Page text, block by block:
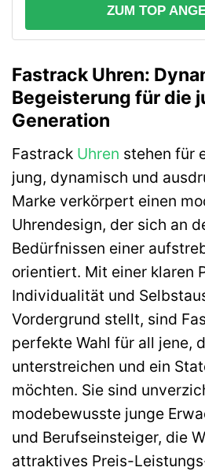
ZUM TOP
Fastrack Uhren:
Begeisterung für die
Generation
Fastrack Uhren stehen für
jung, dynamisch und
Marke verkörpert einen
Uhrendesign, der sich an
Bedürfnissen einer
orientiert. Mit einer klaren
Individualität und
Vordergrund stellt, sind
perfekte Wahl für all jene,
unterstreichen und ein
möchten. Sie sind
modebewusste junge
und Berufseinsteiger, die
attraktives Preis-